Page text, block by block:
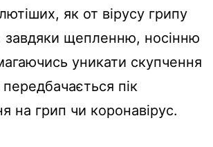
як от вірусу грипу
завдяки щепленню, носінню
уникати скупчення
пік
на грип чи коронавірус.